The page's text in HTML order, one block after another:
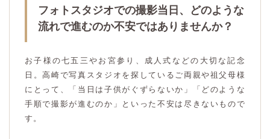
フォトスタジオでの撮影当日、どのような
流れで進むのか不安ではありませんか？
お子様の七五三やお宮参り、成人式などの大切な記念
日。高崎で写真スタジオを探しているご両親や祖父母様
にとって、「当日は子供がぐずらないか」「どのような
手順で撮影が進むのか」といった不安は尽きないもので
す。